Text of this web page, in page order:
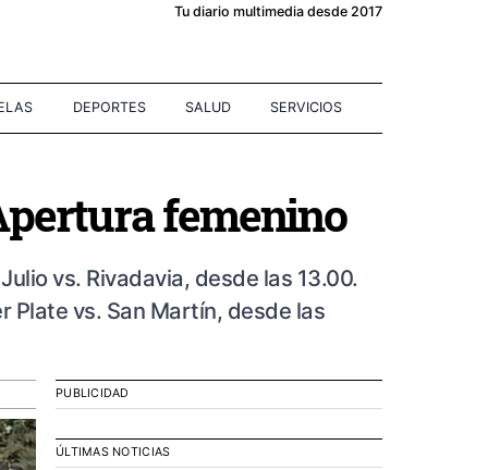
Tu diario multimedia desde 2017
DEPORTES SALUD SERVICIOS
femenino
vs. Rivadavia, desde las 13.00.
Plate vs. San Martín, desde las
PUBLICIDAD
ÚLTIMAS NOTICIAS